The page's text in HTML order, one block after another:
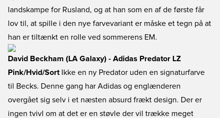
landskampe for Rusland, og at han som en af de første får
lov til, at spille i den nye farvevariant er måske et tegn på at
han er tiltænkt en rolle ved sommerens EM.
David Beckham (LA Galaxy) - Adidas Predator LZ
Pink/Hvid/Sort Ikke en ny Predator uden en signaturfarve
til Becks. Denne gang har Adidas og englænderen
overgået sig selv i et næsten absurd frækt design. Der er
ingen tvivl om at det er en støvle der vil trække meget